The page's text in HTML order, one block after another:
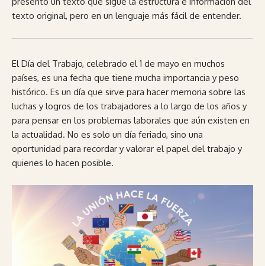
texto original, pero en un lenguaje más fácil de entender.
El Día del Trabajo, celebrado el 1 de mayo en muchos
países, es una fecha que tiene mucha importancia y peso
histórico. Es un día que sirve para hacer memoria sobre las
luchas y logros de los trabajadores a lo largo de los años y
para pensar en los problemas laborales que aún existen en
la actualidad. No es solo un día feriado, sino una
oportunidad para recordar y valorar el papel del trabajo y
quienes lo hacen posible.